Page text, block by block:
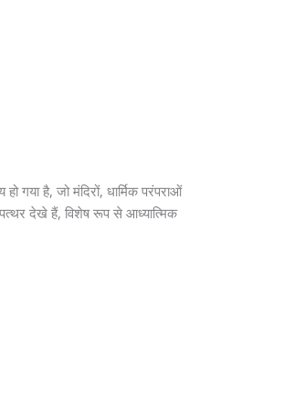
गया है, जो मंदिरों, धार्मिक परंपराओं
देखे हैं, विशेष रूप से आध्यात्मिक